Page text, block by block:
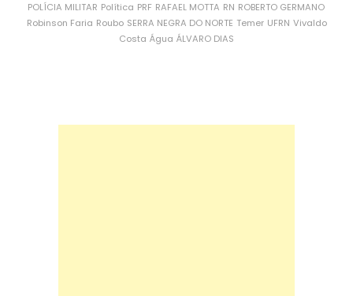
POLÍCIA MILITAR Política PRF RAFAEL MOTTA RN ROBERTO GERMANO
Robinson Faria Roubo SERRA NEGRA DO NORTE Temer UFRN Vivaldo
Costa Água ÁLVARO DIAS